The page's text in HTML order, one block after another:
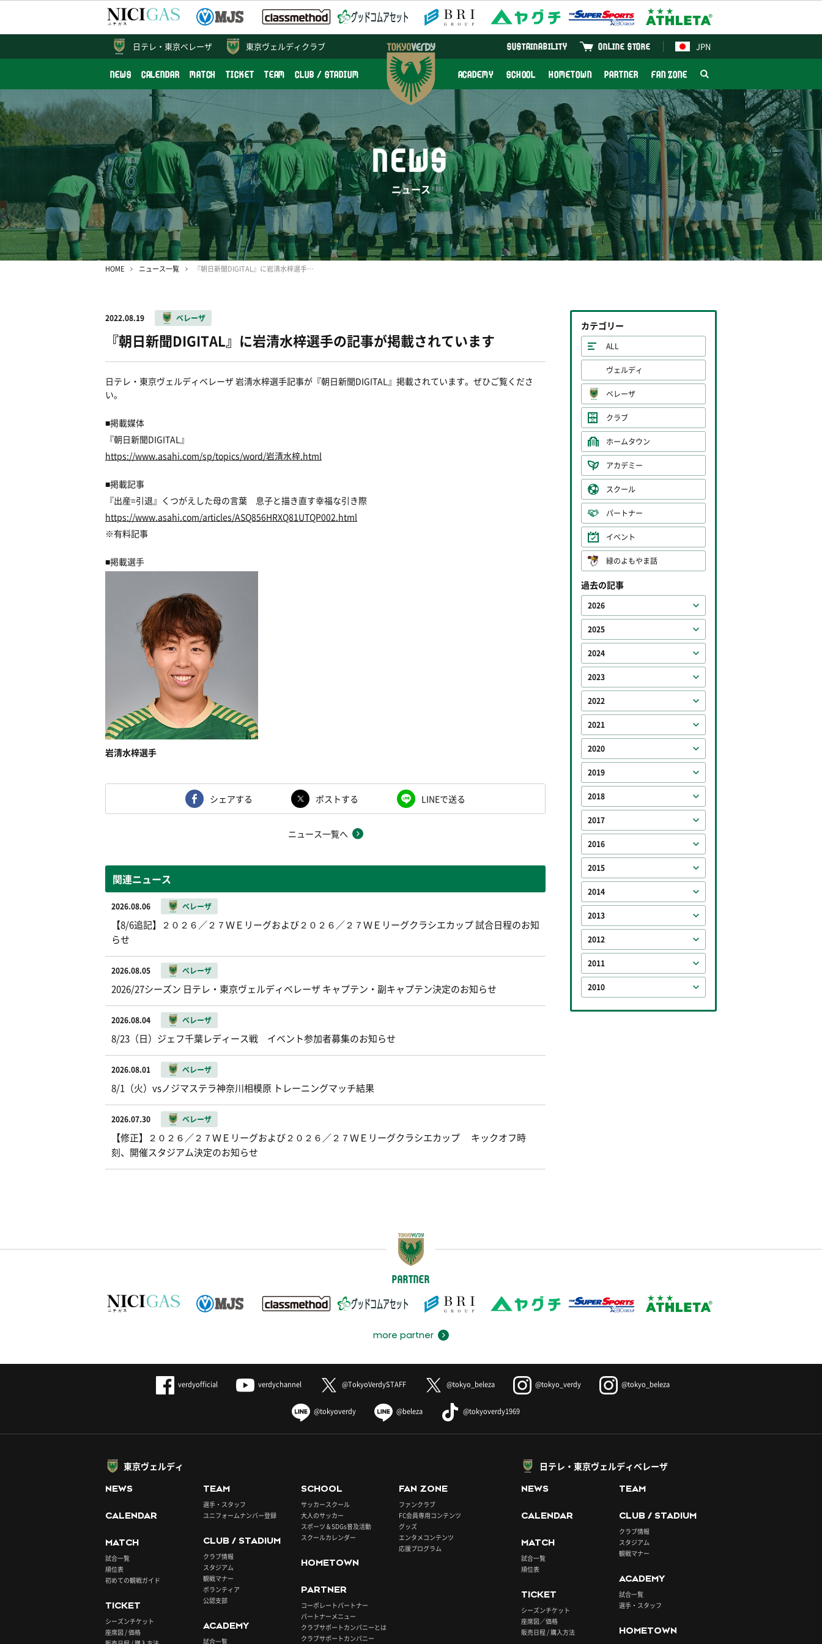
東京ヴェルディクラブ JPN
ONLINE STORE
SUSTAINABILITY
NEWS CALENDAR MATCH TICKET TEAM CLUB / STADIUM ACADEMY SCHOOL HOMETOWN PARTNER FAN ZONE
日テレ・ 東京ベレーザ
NEWS
ニュース
HOME ニュース一覧 『朝日新聞DIGITAL』に岩清水梓選手の記事が掲載されています
2022.08.19 ベレーザ
『朝日新聞DIGITAL』に岩清水梓選手の記事が掲載されています
日テレ・東京ヴェルディベレーザ 岩清水梓選手記事が『朝日新聞DIGITAL』 掲載されています。ぜひご覧くださ
い。
■掲載媒体
『朝日新聞DIGITAL』
https://www.asahi.com/sp/topics/word/岩清水梓.html
■掲載記事
『出産=引退』くつがえした母の言葉 息子と描き直す幸福な引き際
https://www.asahi.com/articles/ASQ856HRXQ81UTQP002.html
※有料記事
■掲載選手
岩清水梓選手
シェアする ポストする LINEで送る
ニュース一覧へ
関連ニュース
2026.08.06 ベレーザ
【8/6追記】２０２６／２７ＷＥリーグおよび２０２６／２７ＷＥリーグクラシエカップ 試合日程のお知
らせ
2026.08.05 ベレーザ
2026/27シーズン 日テレ・東京ヴェルディベレーザ キャプテン・副キャプテン決定のお知らせ
2026.08.04 ベレーザ
8/23（日）ジェフ千葉レディース戦 イベント参加者募集のお知らせ
2026.08.01 ベレーザ
8/1（火）vsノジマステラ神奈川相模原 トレーニングマッチ結果
2026.07.30 ベレーザ
【修正】２０２６／２７ＷＥリーグおよび２０２６／２７ＷＥリーグクラシエカップ キックオフ時
刻、開催スタジアム決定のお知らせ
カテゴリー
ALL
ヴェルディ
ベレーザ
クラブ
ホームタウン
アカデミー
スクール
パートナー
イベント
緑のよもやま話
過去の記事
2026
2025
2024
2023
2022
2021
2020
2019
2018
2017
2016
2015
2014
2013
2012
2011
2010
PARTNER
more partner
verdyofficial verdychannel @TokyoVerdySTAFF @tokyo_beleza @tokyo_verdy @tokyo_beleza
@tokyoverdy @beleza @tokyoverdy1969
東京ヴェルディ
NEWS
CALENDAR
MATCH
試合一覧
順位表
初めての観戦ガイド
TICKET
シーズンチケット
座席図 / 価格
TEAM
選手・スタッフ
ユニフォームナンバー登録
CLUB / STADIUM
クラブ情報
スタジアム
観戦マナー
ボランティア
公認支部
ACADEMY
試合一覧
SCHOOL
サッカースクール
大人のサッカー
スポーツ＆SDGs普及活動
スクールカレンダー
HOMETOWN
PARTNER
コーポレートパートナー
パートナーメニュー
クラブサポートカンパニーとは
クラブサポートカンパニー
FAN ZONE
ファンクラブ
FC会員専用コンテンツ
グッズ
エンタメコンテンツ
応援プログラム
日テレ・東京ヴェルディベレーザ
NEWS
CALENDAR
MATCH
試合一覧
順位表
TICKET
シーズンチケット
座席図／価格
販売日程 / 購入方法
TEAM
CLUB / STADIUM
クラブ情報
スタジアム
観戦マナー
ACADEMY
試合一覧
選手・スタッフ
HOMETOWN